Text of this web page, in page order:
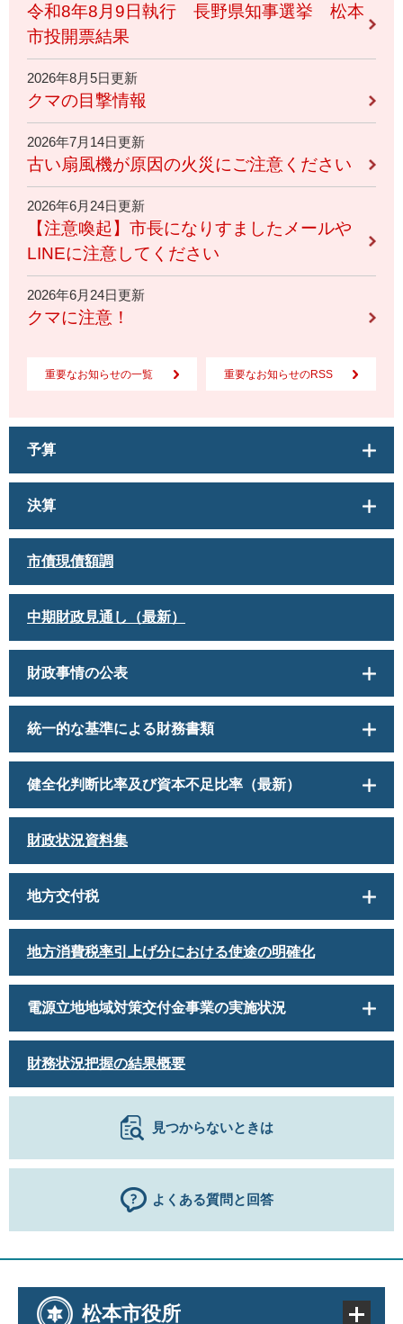
令和8年8月9日執行 長野県知事選挙 松本
市投開票結果
2026年8月5日更新
クマの目撃情報
2026年7月14日更新
古い扇風機が原因の火災にご注意ください
2026年6月24日更新
【注意喚起】市長になりすましたメールや
LINEに注意してください
2026年6月24日更新
クマに注意！
重要なお知らせの一覧 重要なお知らせのRSS
予算
決算
市債現債額調
中期財政見通し（最新）
財政事情の公表
統一的な基準による財務書類
健全化判断比率及び資本不足比率（最新）
財政状況資料集
地方交付税
地方消費税率引上げ分における使途の明確化
電源立地地域対策交付金事業の実施状況
財務状況把握の結果概要
見つからないときは
よくある質問と回答
松本市役所